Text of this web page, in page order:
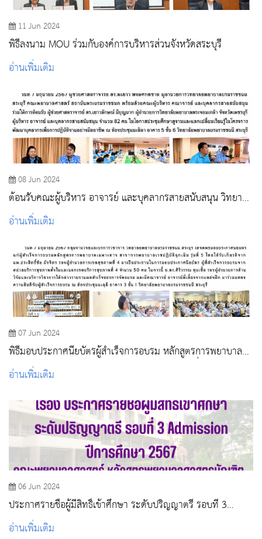
11 Jun 2024
พิธีลงนาม MOU ร่วมกับองค์การบริหารส่วนจังหวัดสระบุรี
อ่านเพิ่มเติม
08 Jun 2024
ต้อนรับคณะผู้บริหาร อาจารย์ และบุคลากรสายสนับสนุน วิทยาลัย
พยาบาลพระจอมเกล้า จังหวัดเพชรบุรี ประชุมศึกษาดูงานและ
แลกเปลี่ยนเรียนรู้ในโครงการพัฒนาบุคลากรเพื่อการปฏิบัติงาน
อ่านเพิ่มเติม
07 Jun 2024
พิธีมอบประกาศนียบัตรผู้สำเร็จการอบรม หลักสูตรการพยาบาล
อ่านเพิ่มเติม
06 Jun 2024
ประกาศรายชื่อผู้มีสิทธิ์เข้าศึกษา ระดับปริญญาตรี รอบที่ 3
Admission ปีการศึกษา 2567
อ่านเพิ่มเติม